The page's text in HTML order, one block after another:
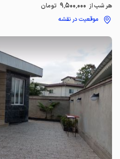
هر شب از 9٬500٬000 تومان
موقعیت در نقشه